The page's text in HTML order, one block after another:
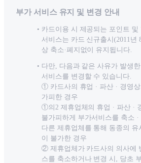
부가 서비스 유지 및 변경 안내
카드이용 시 제공되는 포인트
서비스는 카드 신규출시(2011년
상 축소·폐지없이 유지됩니다.
다만, 다음과 같은 사유가 발생
서비스를 변경할 수 있습니다.
① 카드사의 휴업 · 파산 · 경영
가피한 경우
①의2 제휴업체의 휴업 · 파산 ·
불가피하게 부가서비스를 축소
다른 제휴업체를 통해 동종의 유
이 불가한 경우
② 제휴업체가 카드사의 의사에
스를 축소하거나 변경 시, 당초